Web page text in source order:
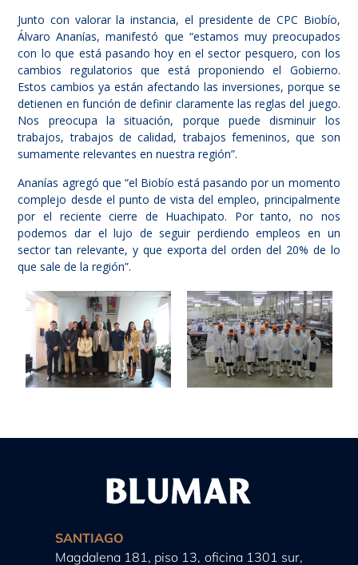
Junto con valorar la instancia, el presidente de CPC Biobío,
Álvaro Ananías, manifestó que “estamos muy preocupados
con lo que está pasando hoy en el sector pesquero, con los
cambios regulatorios que está proponiendo el Gobierno.
Estos cambios ya están afectando las inversiones, porque se
detienen en función de definir claramente las reglas del juego.
Nos preocupa la situación, porque puede disminuir los
trabajos, trabajos de calidad, trabajos femeninos, que son
sumamente relevantes en nuestra región”.
Ananías agregó que “el Biobío está pasando por un momento
complejo desde el punto de vista del empleo, principalmente
por el reciente cierre de Huachipato. Por tanto, no nos
podemos dar el lujo de seguir perdiendo empleos en un
sector tan relevante, y que exporta del orden del 20% de lo
que sale de la región”.
SANTIAGO
Magdalena 181, piso 13, oficina 1301 sur,